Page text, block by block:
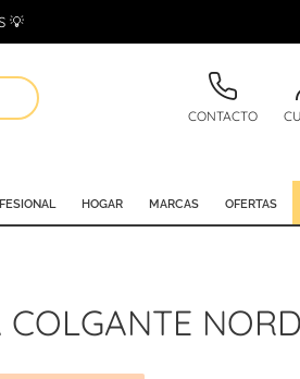
💡
CONTACTO
HOGAR MARCAS OFERTAS
COLGANTE